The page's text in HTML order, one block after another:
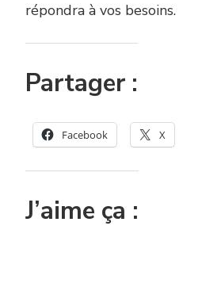
répondra à vos besoins.
Partager :
Facebook X
J’aime ça :